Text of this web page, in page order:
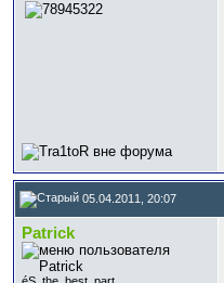
05.04.2011, 20:07
Patrick